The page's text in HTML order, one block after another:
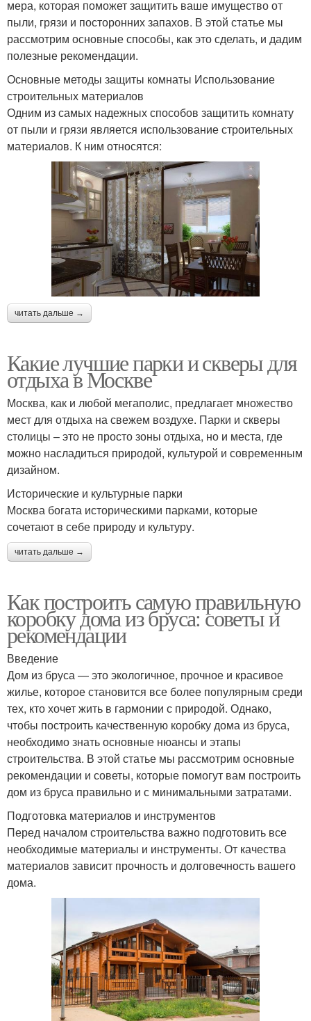
мера, которая поможет защитить ваше имущество от
пыли, грязи и посторонних запахов. В этой статье мы
рассмотрим основные способы, как это сделать, и дадим
полезные рекомендации.
Основные методы защиты комнаты Использование
строительных материалов
Одним из самых надежных способов защитить комнату
от пыли и грязи является использование строительных
материалов. К ним относятся:
читать дальше →
Какие лучшие парки и скверы для
отдыха в Москве
Москва, как и любой мегаполис, предлагает множество
мест для отдыха на свежем воздухе. Парки и скверы
столицы – это не просто зоны отдыха, но и места, где
можно насладиться природой, культурой и современным
дизайном.
Исторические и культурные парки
Москва богата историческими парками, которые
сочетают в себе природу и культуру.
читать дальше →
Как построить самую правильную
коробку дома из бруса: советы и
рекомендации
Введение
Дом из бруса — это экологичное, прочное и красивое
жилье, которое становится все более популярным среди
тех, кто хочет жить в гармонии с природой. Однако,
чтобы построить качественную коробку дома из бруса,
необходимо знать основные нюансы и этапы
строительства. В этой статье мы рассмотрим основные
рекомендации и советы, которые помогут вам построить
дом из бруса правильно и с минимальными затратами.
Подготовка материалов и инструментов
Перед началом строительства важно подготовить все
необходимые материалы и инструменты. От качества
материалов зависит прочность и долговечность вашего
дома.